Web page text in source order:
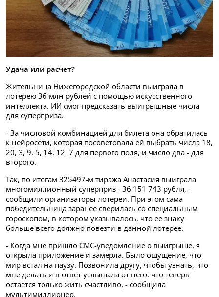
Удача или расчет?
Жительница Нижегородской области выиграла в
лотерею 36 млн рублей с помощью искусственного
интеллекта. ИИ смог предсказать выигрышные числа
для суперприза.
- За числовой комбинацией для билета она обратилась
к нейросети, которая посоветовала ей выбрать числа 18,
20, 3, 9, 5, 14, 12, 7 для первого поля, и число два - для
второго.
Так, по итогам 325497-м тиража Анастасия выиграла
многомиллионный суперприз - 36 151 743 рубля, -
сообщили организаторы лотереи. При этом сама
победительница заранее сверилась со специальным
гороскопом, в котором указывалось, что ее знаку
больше всего должно повезти в данной лотерее.
- Когда мне пришло СМС-уведомление о выигрыше, я
открыла приложение и замерла. Было ощущение, что
мир встал на паузу. Позвонила другу, чтобы узнать, что
мне делать и в ответ услышала от него, что теперь
остается только жить счастливо, - сообщила
мультимиллионер.